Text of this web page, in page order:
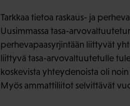
Tarkkaa tietoa raskaus- ja
Uusimmassa tasa-
perhevapaasyrjintään liittyvät
liittyvä tasa-arvovaltuutetulle
koskevista yhteydenoista oli
Myös ammattiliitot selvittävät